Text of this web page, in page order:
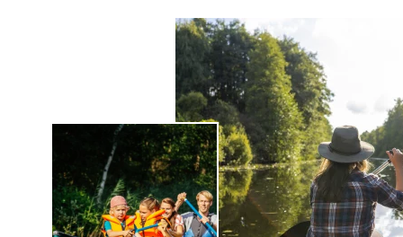
Die Tour ist auch für ungeübte Kanuten und
Familien geeignet. Ruhige Seen, da bis auf
wenige Ausnahmegenehmigungen keine
Motorboote zugelassen sind. Eine
Umtragestelle am Bach Bäk. Für den Carwitzer
See wird ab Windstärke 3 paddeln in Ufernähe
empfohlen.